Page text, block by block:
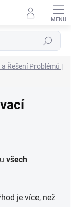
Hledat
Řešení Problémů |
všech
je více, než